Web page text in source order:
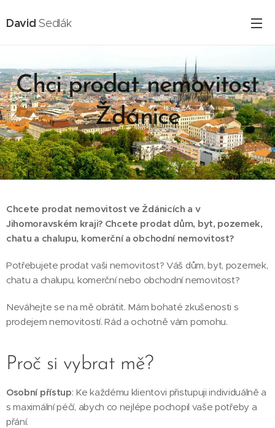
DavidSedlák
Chci prodat nemovitost
Ždánice
15.02.2025
Chcete prodat nemovitost ve Ždánicích a v
Jihomoravském kraji? Chcete prodat dům, byt, pozemek,
chatu a chalupu, komerční a obchodní nemovitost?
Potřebujete prodat vaši nemovitost? Váš dům, byt, pozemek,
chatu a chalupu, komerční nebo obchodní nemovitost?
Neváhejte se na mě obrátit. Mám bohaté zkušenosti s
prodejem nemovitostí. Rád a ochotně vám pomohu.
Proč si vybrat mě?
Osobní přístup: Ke každému klientovi přistupuji individuálně a
s maximální péčí, abych co nejlépe pochopil vaše potřeby a
přání.